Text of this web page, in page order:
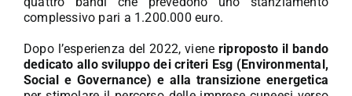
complessivo pari a 1.200.000 euro.
Dopo l’esperienza del 2022, viene riproposto il bando
dedicato allo sviluppo dei criteri Esg (Environmental,
Social e Governance) e alla transizione energetica